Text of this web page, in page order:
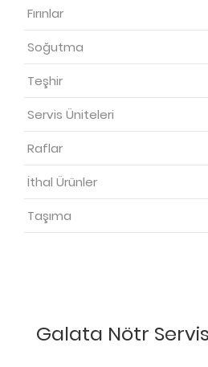
Fırınlar
Soğutma
Teşhir
Servis Üniteleri
Raflar
İthal Ürünler
Taşıma
Galata Nötr